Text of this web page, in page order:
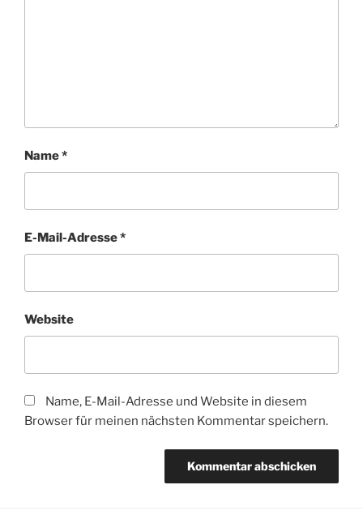
Name*
E-Mail-Adresse*
Website
Name, E-Mail-Adresse und Website in diesem
Browser für meinen nächsten Kommentar speichern.